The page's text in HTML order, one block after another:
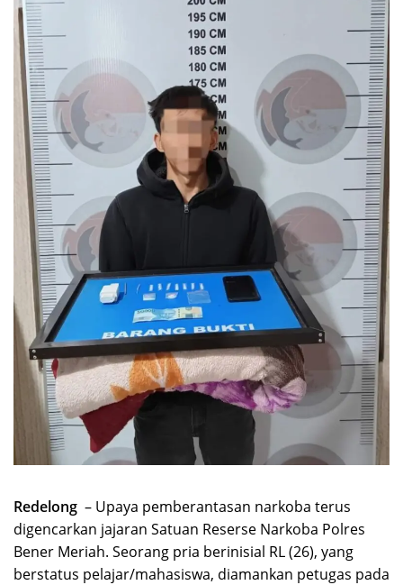
Redelong – Upaya pemberantasan narkoba terus
digencarkan jajaran Satuan Reserse Narkoba Polres
Bener Meriah. Seorang pria berinisial RL (26), yang
berstatus pelajar/mahasiswa, diamankan petugas pada